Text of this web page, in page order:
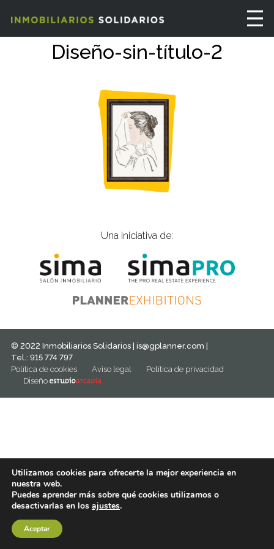
Diseño-sin-título-2
Una iniciativa de:
© 2022 Inmobiliarios Solidarios | is@gplanner.com |
Tel.: 915 774 797
Política de cookies
Aviso legal
Política de privacidad
Diseño
Utilizamos cookies para ofrecerte la mejor experiencia en
nuestra web.
Puedes aprender más sobre qué cookies utilizamos o
desactivarlas en los ajustes.
Aceptar